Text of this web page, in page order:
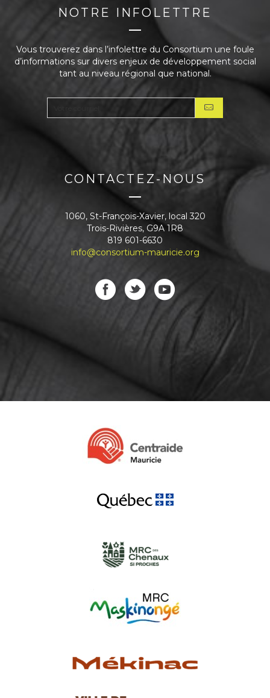
NOTRE INFOLETTRE
Vous trouverez dans l’infolettre du Consortium une foule
d’informations sur divers enjeux de développement social
tant au niveau régional que national.
CONTACTEZ-NOUS
1060, St-François-Xavier, local 320
Trois-Rivières, G9A 1R8
819 601-6630
info@consortium-mauricie.org